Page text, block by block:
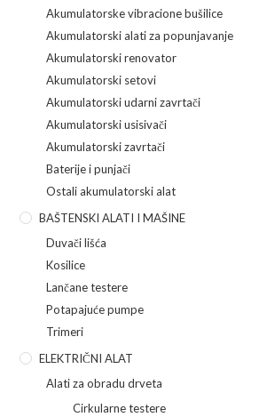
Akumulatorske vibracione bušilice
Akumulatorski alati za popunjavanje
Akumulatorski renovator
Akumulatorski setovi
Akumulatorski udarni zavrtači
Akumulatorski usisivači
Akumulatorski zavrtači
Baterije i punjači
Ostali akumulatorski alat
BAŠTENSKI ALATI I MAŠINE
Duvači lišća
Kosilice
Lančane testere
Potapajuće pumpe
Trimeri
ELEKTRIČNI ALAT
Alati za obradu drveta
Cirkularne testere